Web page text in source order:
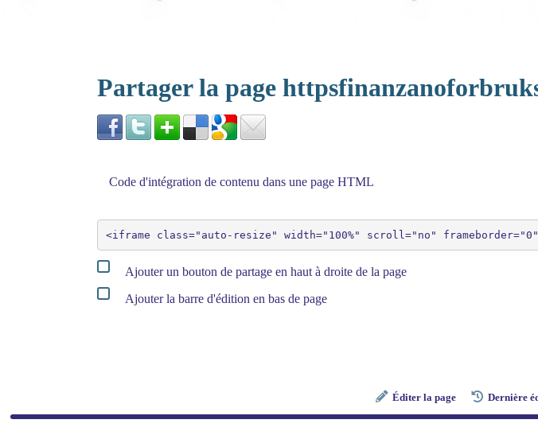
Partager la page
Code d'intégration de contenu dans une page HTML
Ajouter un bouton de partage en haut à droite de la page
Ajouter la barre d'édition en bas de page
Éditer la page Dernière